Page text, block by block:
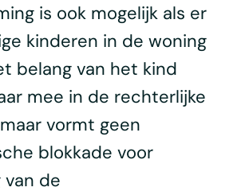
is ook mogelijk als er
kinderen in de woning
belang van het kind
mee in de rechterlijke
vormt geen
blokkade voor
de